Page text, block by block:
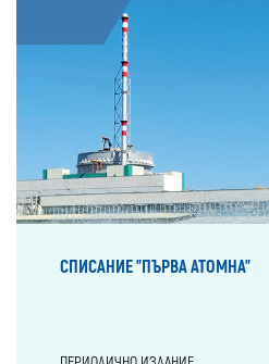
СПИСАНИЕ "ПЪРВА АТОМНА"